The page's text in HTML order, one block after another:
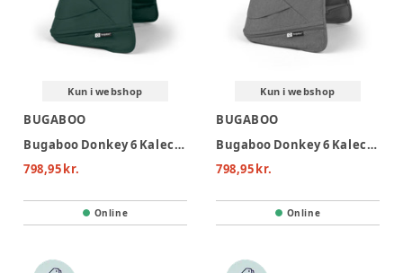
Kun i webshop
BUGABOO
Bugaboo Donkey 6 Kaleche - Fern Green
798,95 kr.
Online
Kun i webshop
BUGABOO
Bugaboo Donkey 6 Kaleche - Moon Grey
798,95 kr.
Online